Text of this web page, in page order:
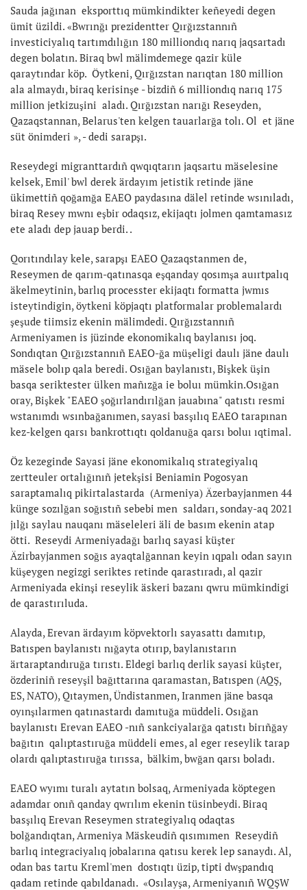
Sauda jağınan eksporttıq mümkindikter keñeyedi degen
ümit üzildi. «Bwrınğı prezidentter Qırğızstannıñ
investiciyalıq tartımdılığın 180 milliondıq narıq jaqsartadı
degen bolatın. Biraq bwl mälimdemege qazir küle
qaraytındar köp. Öytkeni, Qırğızstan narıqtan 180 million
ala almaydı, biraq kerisinşe - bizdiñ 6 milliondıq narıq 175
million jetkizuşini aladı. Qırğızstan narığı Reseyden,
Qazaqstannan, Belarus'ten kelgen tauarlarğa tolı. Ol et jäne
süt önimderi », - dedi sarapşı.
Reseydegi migranttardıñ qwqıqtarın jaqsartu mäselesine
kelsek, Emil' bwl derek ärdayım jetistik retinde jäne
ükimettiñ qoğamğa EAEO paydasına dälel retinde wsınıladı,
biraq Resey mwnı eşbir odaqsız, ekijaqtı jolmen qamtamasız
ete aladı dep jauap berdi. .
Qorıtındılay kele, sarapşı EAEO Qazaqstanmen de,
Reseymen de qarım-qatınasqa eşqanday qosımşa auırtpalıq
äkelmeytinin, barlıq processter ekijaqtı formatta jwmıs
isteytindigin, öytkeni köpjaqtı platformalar problemalardı
şeşude tiimsiz ekenin mälimdedi. Qırğızstannıñ
Armeniyamen is jüzinde ekonomikalıq baylanısı joq.
Sondıqtan Qırğızstannıñ EAEO-ğa müşeligi daulı jäne daulı
mäsele bolıp qala beredi. Osığan baylanıstı, Bişkek üşin
basqa seriktester ülken mañızğa ie boluı mümkin.Osığan
oray, Bişkek "EAEO şoğırlandırılğan jauabına" qatıstı resmi
wstanımdı wsınbağanımen, sayasi basşılıq EAEO tarapınan
kez-kelgen qarsı bankrottıqtı qoldanuğa qarsı boluı ıqtimal.
Öz kezeginde Sayasi jäne ekonomikalıq strategiyalıq
zertteuler ortalığınıñ jetekşisi Beniamin Pogosyan
saraptamalıq pikirtalastarda (Armeniya) Äzerbayjanmen 44
künge sozılğan soğıstıñ sebebi men saldarı, sonday-aq 2021
jılğı saylau nauqanı mäseleleri äli de basım ekenin atap
ötti. Reseydi Armeniyadağı barlıq sayasi küşter
Äzirbayjanmen soğıs ayaqtalğannan keyin ıqpalı odan sayın
küşeygen negizgi seriktes retinde qarastıradı, al qazir
Armeniyada ekinşi reseylik äskeri bazanı qwru mümkindigi
de qarastırıluda.
Alayda, Erevan ärdayım köpvektorlı sayasattı damıtıp,
Batıspen baylanıstı nığayta otırıp, baylanıstarın
ärtaraptandıruğa tırıstı. Eldegi barlıq derlik sayasi küşter,
özderiniñ reseyşil bağıttarına qaramastan, Batıspen (AQŞ,
ES, NATO), Qıtaymen, Ündistanmen, Iranmen jäne basqa
oyınşılarmen qatınastardı damıtuğa müddeli. Osığan
baylanıstı Erevan EAEO -nıñ sankciyalarğa qatıstı birıñğay
bağıtın qalıptastıruğa müddeli emes, al eger reseylik tarap
olardı qalıptastıruğa tırıssa, bälkim, bwğan qarsı boladı.
EAEO wyımı turalı aytatın bolsaq, Armeniyada köptegen
adamdar onıñ qanday qwrılım ekenin tüsinbeydi. Biraq
basşılıq Erevan Reseymen strategiyalıq odaqtas
bolğandıqtan, Armeniya Mäskeudiñ qısımımen Reseydiñ
barlıq integraciyalıq jobalarına qatısu kerek lep sanaydı. Al,
odan bas tartu Kreml'men dostıqtı üzip, tipti dwşpandıq
qadam retinde qabıldanadı. «Osılayşa, Armeniyanıñ WQŞW